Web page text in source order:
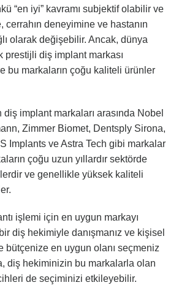
“en iyi” kavramı subjektif olabilir ve
cerrahın deneyimine ve hastanın
olarak değişebilir. Ancak, dünya
prestijli diş implant markası
bu markaların çoğu kaliteli ürünler
diş implant markaları arasında Nobel
Zimmer Biomet, Dentsply Sirona,
Implants ve Astra Tech gibi markalar
çoğu uzun yıllardır sektörde
ve genellikle yüksek kaliteli
işlemi için en uygun markayı
diş hekimiyle danışmanız ve kişisel
bütçenize en uygun olanı seçmeniz
diş hekiminizin bu markalarla olan
de seçiminizi etkileyebilir.